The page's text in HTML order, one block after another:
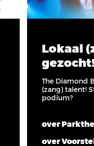
Lokaal
The Diamond
(zang) talent!
podium?
over
over